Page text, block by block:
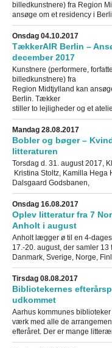
billedkunstnere) fra Region
ansøge om et residency i
Onsdag 04.10.2017
TækkerAIR Berlin –
december 2017
Kunstnere (performere,
billedkunstnere) fra
Region Midtjylland kan
Berlin. Tækker
stiller to lejligheder og et
Mandag 28.08.2017
Bobler og bøger –
litteraturen
Torsdag d. 31. august 2017,
Kristina Stoltz, Kamilla Hega
Dalsgaard Godsbanen,
Onsdag 16.08.2017
Oplev litteratur fra 7
Anholt i august
Anholt lægger ø til en 4-
17.-20. august, der samler 13
Danmark, Sverige, Norge,
Tirsdag 08.08.2017
Bibliotekernes
udkommet
Aarhus kommunes
værk med alle de
efteråret. Der er mange